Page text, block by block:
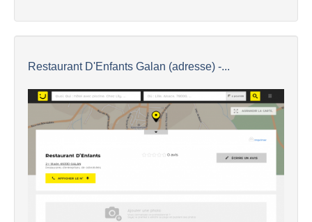
Restaurant D'Enfants Galan (adresse) -...